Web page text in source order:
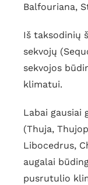
Balfouriana,
Iš taksodinių
sekvojų
sekvojos
klimatui.
Labai gausiai
(Thuja,
Libocedrus,
augalai
pusrutulio